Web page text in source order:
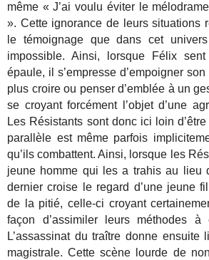
même « J’ai voulu éviter le
». Cette ignorance de leurs situations
le témoignage que dans cet
impossible. Ainsi, lorsque Félix
épaule, il s’empresse d’empoigner
plus croire ou penser d’emblée à un
se croyant forcément l’objet d’une
Les Résistants sont donc ici loin
parallèle est même parfois
qu’ils combattent. Ainsi, lorsque les
jeune homme qui les a trahis au lieu
dernier croise le regard d’une jeune
de la pitié, celle-ci croyant
façon d’assimiler leurs méthodes à
L’assassinat du traître donne ensuite
magistrale. Cette scène lourde de